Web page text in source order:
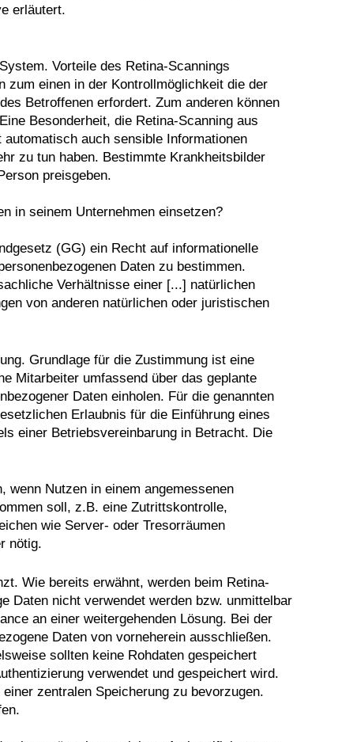
erläutert.
Vorteile des Retina-Scannings
zum einen in der Kontrollmöglichkeit die der
Betroffenen erfordert. Zum anderen können
Besonderheit, die Retina-Scanning aus
auch sensible Informationen
zu tun haben. Bestimmte Krankheitsbilder
preisgeben.
in seinem Unternehmen einsetzen?
(GG) ein Recht auf informationelle
Daten zu bestimmen.
Verhältnisse einer [...] natürlichen
von anderen natürlichen oder juristischen
Grundlage für die Zustimmung ist eine
Mitarbeiter umfassend über das geplante
Daten einholen. Für die genannten
Erlaubnis für die Einführung eines
einer Betriebsvereinbarung in Betracht. Die
wenn Nutzen in einem angemessenen
soll, z.B. eine Zutrittskontrolle,
wie Server- oder Tresorräumen
nötig.
Wie bereits erwähnt, werden beim Retina-
Daten nicht verwendet werden bzw. unmittelbar
an einer weitergehenden Lösung. Bei der
Daten von vorneherein ausschließen.
sollten keine Rohdaten gespeichert
verwendet und gespeichert wird.
zentralen Speicherung zu bevorzugen.